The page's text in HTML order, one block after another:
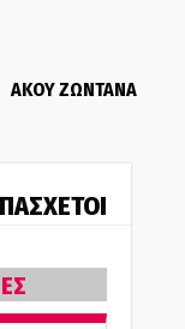
ΑΚΟΥ ΖΩΝΤΑΝΑ